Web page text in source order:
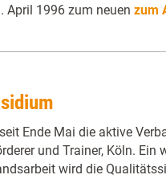
April 1996 zum neuen zum
Ende Mai die aktive
und Trainer, Köln. Ein
wird die